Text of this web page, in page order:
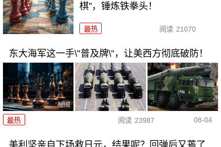
棋”，锤炼铁拳头！
最热 阅读 21070
东大海军这一手\"普及牌\"，让美西方彻底破防！
最热 阅读 23987 08-04
美利坚亲自下场救日元，结果呢？回弹后又蔫了